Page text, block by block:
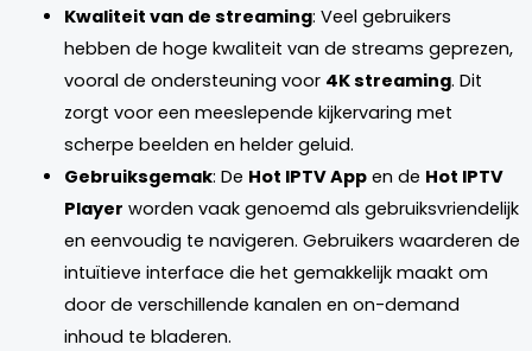
Kwaliteit van de streaming: Veel gebruikers
hebben de hoge kwaliteit van de streams geprezen,
vooral de ondersteuning voor 4K streaming. Dit
zorgt voor een meeslepende kijkervaring met
scherpe beelden en helder geluid.
Gebruiksgemak: De Hot IPTV Appen de Hot IPTV
Player worden vaak genoemd als gebruiksvriendelijk
en eenvoudig te navigeren. Gebruikers waarderen de
intuïtieve interface die het gemakkelijk maakt om
door de verschillende kanalen en on-demand
inhoud te bladeren.